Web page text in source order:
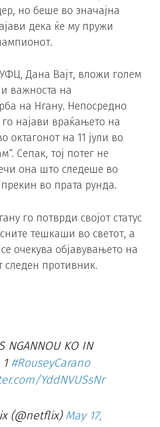
но беше во значајна
дека ќе му пружи
Дана Вајт, вложи голем
важноста на
на Нгану. Непосредно
го најави враќањето на
октагонот на 11 јули во
Сепак, тој потег не
она што следеше во
во прата рунда.
го потврди својот статус
тешкаши во светот, а
очекува објавувањето на
следен противник.
NGANNOU KO IN
1 #RouseyCarano
YddNVUSsNr
(@netflix) May 17,